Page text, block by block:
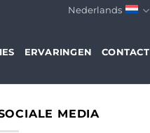
Nederlands
ERVARINGEN CONTACT
MEDIA